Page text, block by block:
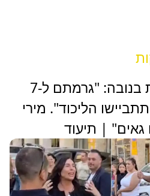
אב הנרצחת בנובה: "גרמתם ל-7
הליכוד". מירי
גאים" | תיעוד